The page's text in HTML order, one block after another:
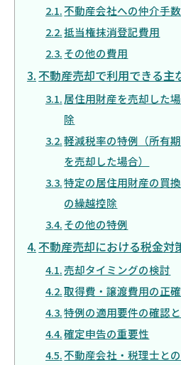
不動産会社への仲介手
抵当権抹消登記費用
その他の費用
不動産売却で利用できる主
居住用財産を売却した
除
軽減税率の特例（所有
を売却した場合）
特定の居住用財産の買
の繰越控除
その他の特例
不動産売却における税金対
売却タイミングの検討
取得費・譲渡費用の正
特例の適用要件の確認
確定申告の重要性
不動産会社・税理士と